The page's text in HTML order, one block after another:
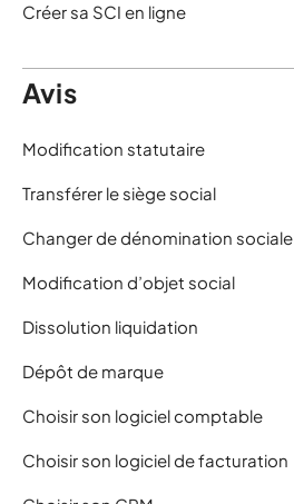
Créer sa SCI en ligne
Avis
Modification statutaire
Transférer le siège social
Changer de dénomination sociale
Modification d’objet social
Dissolution liquidation
Dépôt de marque
Choisir son logiciel comptable
Choisir son logiciel de facturation